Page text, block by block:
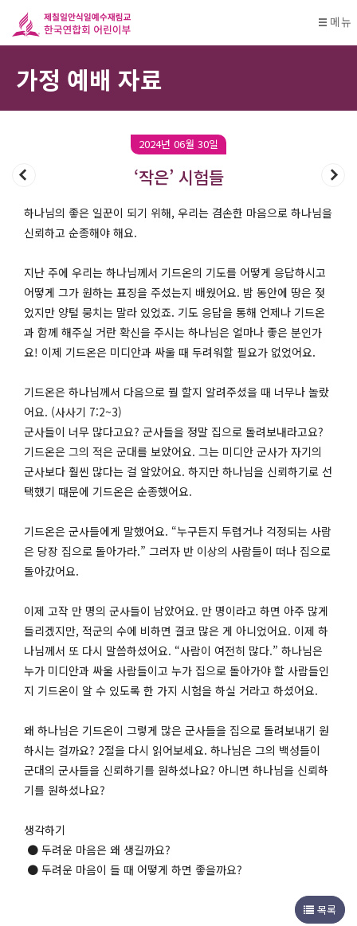
메뉴
가정 예배 자료
2024년 06월 30일
‘작은’ 시험들
하나님의 좋은 일꾼이 되기 위해, 우리는 겸손한 마음으로 하나님을
신뢰하고 순종해야 해요.
지난 주에 우리는 하나님께서 기드온의 기도를 어떻게 응답하시고
어떻게 그가 원하는 표징을 주셨는지 배웠어요. 밤 동안에 땅은 젖
었지만 양털 뭉치는 말라 있었죠. 기도 응답을 통해 언제나 기드온
과 함께 해주실 거란 확신을 주시는 하나님은 얼마나 좋은 분인가
요! 이제 기드온은 미디안과 싸울 때 두려워할 필요가 없었어요.
기드온은 하나님께서 다음으로 뭘 할지 알려주셨을 때 너무나 놀랐
어요. (사사기 7:2~3)
군사들이 너무 많다고요? 군사들을 정말 집으로 돌려보내라고요?
기드온은 그의 적은 군대를 보았어요. 그는 미디안 군사가 자기의
군사보다 훨씬 많다는 걸 알았어요. 하지만 하나님을 신뢰하기로 선
택했기 때문에 기드온은 순종했어요.
기드온은 군사들에게 말했어요. “누구든지 두렵거나 걱정되는 사람
은 당장 집으로 돌아가라.” 그러자 반 이상의 사람들이 떠나 집으로
돌아갔어요.
이제 고작 만 명의 군사들이 남았어요. 만 명이라고 하면 아주 많게
들리겠지만, 적군의 수에 비하면 결코 많은 게 아니었어요. 이제 하
나님께서 또 다시 말씀하셨어요. “사람이 여전히 많다.” 하나님은
누가 미디안과 싸울 사람들이고 누가 집으로 돌아가야 할 사람들인
지 기드온이 알 수 있도록 한 가지 시험을 하실 거라고 하셨어요.
왜 하나님은 기드온이 그렇게 많은 군사들을 집으로 돌려보내기 원
하시는 걸까요? 2절을 다시 읽어보세요. 하나님은 그의 백성들이
군대의 군사들을 신뢰하기를 원하셨나요? 아니면 하나님을 신뢰하
기를 원하셨나요?
생각하기
● 두려운 마음은 왜 생길까요?
● 두려운 마음이 들 때 어떻게 하면 좋을까요?
목록